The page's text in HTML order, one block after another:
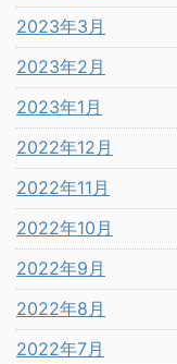
2023年3月
2023年2月
2023年1月
2022年12月
2022年11月
2022年10月
2022年9月
2022年8月
2022年7月